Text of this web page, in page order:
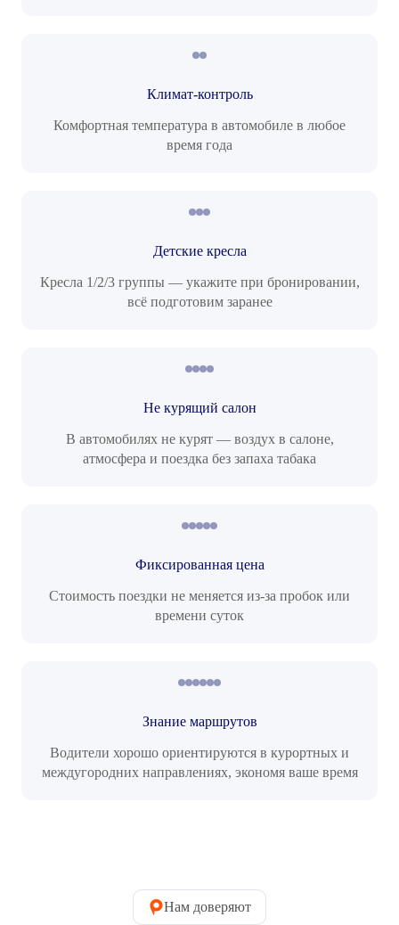
Климат-контроль
Комфортная температура в автомобиле в любое
время года
Детские кресла
Кресла 1/2/3 группы — укажите при бронировании,
всё подготовим заранее
Не курящий салон
В автомобилях не курят — воздух в салоне,
атмосфера и поездка без запаха табака
Фиксированная цена
Стоимость поездки не меняется из-за пробок или
времени суток
Знание маршрутов
Водители хорошо ориентируются в курортных и
междугородних направлениях, экономя ваше время
Нам доверяют